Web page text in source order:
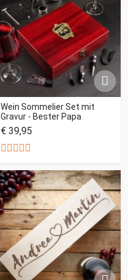
Wein Sommelier Set mit
Gravur - Bester Papa
€ 39,95